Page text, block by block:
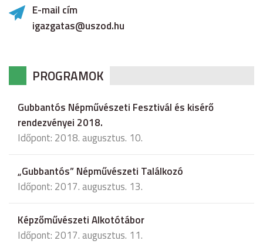
E-mail cím
igazgatas@uszod.hu
PROGRAMOK
Gubbantós Népművészeti Fesztivál és kisérő
rendezvényei 2018.
Időpont: 2018. augusztus. 10.
„Gubbantós” Népművészeti Találkozó
Időpont: 2017. augusztus. 13.
Képzőművészeti Alkotótábor
Időpont: 2017. augusztus. 11.